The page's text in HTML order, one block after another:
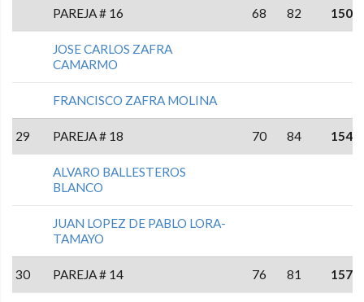
PAREJA # 16 68 82 150
JOSE CARLOS ZAFRA
CAMARMO
FRANCISCO ZAFRA MOLINA
29 PAREJA # 18 70 84 154
ALVARO BALLESTEROS
BLANCO
JUAN LOPEZ DE PABLO LORA-
TAMAYO
30 PAREJA # 14 76 81 157